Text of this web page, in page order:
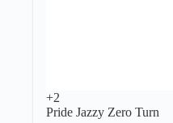
+2
Pride Jazzy Zero Turn